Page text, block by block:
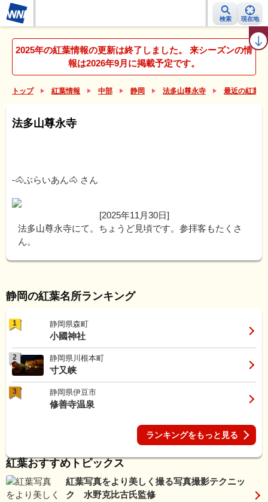
検索 現在地
紅葉レーダー 紅葉ニュース 京都 見頃カレンダー 名所ランキング
2025年の紅葉情報の更新は終了しました。 来シーズンの情
報は2026年9月に掲載予定です。
トップ 紅葉情報 中部 静岡 法多山尊永寺 最近の紅葉
法多山尊永寺
-🐴ぶらいあん🐴 さん
[2025年11月30日]
法多山尊永寺にて。ちょうど見頃です。参拝客もたくさ
ん。
静岡の紅葉名所ランキング
1 静岡県森町
小國神社
2 静岡県川根本町
寸又峡
3 静岡県伊豆市
修善寺温泉
ランキングをもっと見る
紅葉おすすめトピックス
紅葉写真をより美しく撮る写真撮影テクニッ
ク 水野克比古氏監修